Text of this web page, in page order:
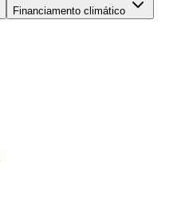
Financiamento climático